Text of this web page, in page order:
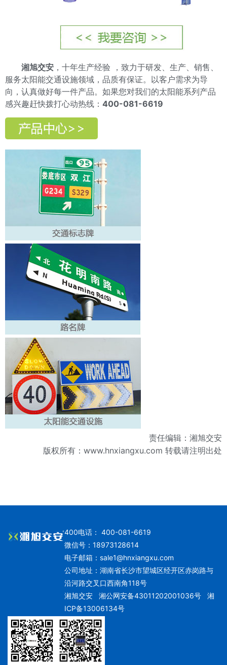
湘旭交安 ，十年生产经验 ，致力于研发、生产、销售、
服务太阳能交通设施领域，品质有保证。以客户需求为导
向，认真做好每一件产品。如果您对我们的太阳能系列产品
感兴趣赶快拨打心动热线： 400-081-6619
责任编辑：湘旭交安
版权所有： www.hnxiangxu.com 转载请注明出处
400电话： 400-081-6619
微信号：18973128614
电子邮箱： sale1@hnxiangxu.com
公司地址：湖南省长沙市望城区经开区赤岗路与
沿河路交叉口西南角118号
湘旭交安湘公网安备43011202001036号
湘
ICP备13006134号